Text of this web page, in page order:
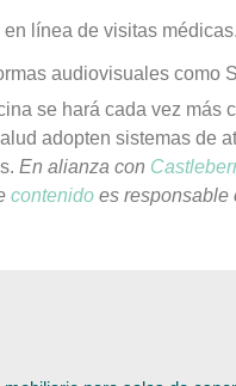
en línea de visitas médicas.
audiovisuales como
se hará cada vez más
adopten sistemas de
En alianza con
contenido es responsable